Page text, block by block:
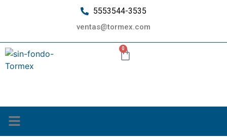
5553544-3535
ventas@tormex.com
0